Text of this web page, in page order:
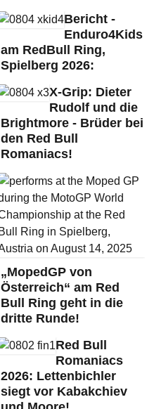
Bericht -
Enduro4Kids
am RedBull Ring,
Spielberg 2026:
X-Grip: Dieter
Rudolf und die
Brightmore - Brüder bei
den Red Bull
Romaniacs!
„MopedGP von
Österreich“ am Red
Bull Ring geht in die
dritte Runde!
Red Bull
Romaniacs
2026: Lettenbichler
siegt vor Kabakchiev